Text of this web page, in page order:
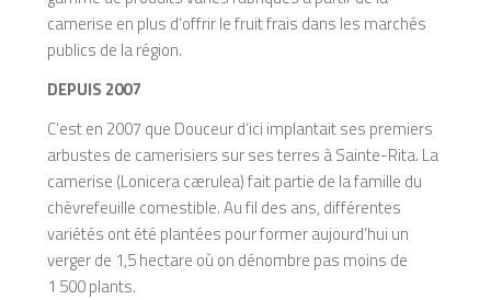
camerise en plus d’offrir le fruit frais dans les marchés
publics de la région.
DEPUIS 2007
C’est en 2007 que Douceur d’ici implantait ses premiers
arbustes de camerisiers sur ses terres à Sainte-Rita. La
camerise (Lonicera cærulea) fait partie de la famille du
chèvrefeuille comestible. Au fil des ans, différentes
variétés ont été plantées pour former aujourd’hui un
verger de 1,5 hectare où on dénombre pas moins de
1 500 plants.